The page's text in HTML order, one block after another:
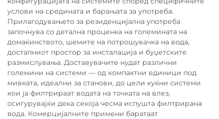
услови на средината и барањата за употреба.
Прилагодувањето за резиденцијална употреба
започнува со детална проценка на големината на
домаќинството, шемите на потрошувачка на вода,
достапниот простор за инсталација и буџетските
размислувања. Доставувачите нудат различни
големини на системи — од компактни единици под
мивката, идеални за станови, до цели куќни системи
кои ја филтрираат водата на точката на влез,
осигурувајќи дека секоја чесма испушта филтрирана
вода. Комерцијалните примени баратаат